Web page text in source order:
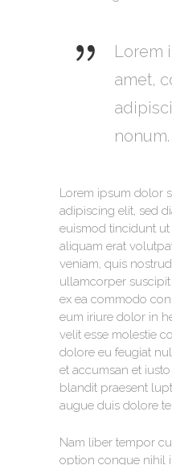
Lorem
amet,
nonum.
Lorem ipsum dolor
adipiscing elit, sed
euismod tincidunt
aliquam erat
veniam, quis
ullamcorper
ex ea commodo
eum iriure dolor in
velit esse molestie
dolore eu feugiat
et accumsan et
blandit praesent
augue duis dolore
Nam liber tempor
option congue nihil